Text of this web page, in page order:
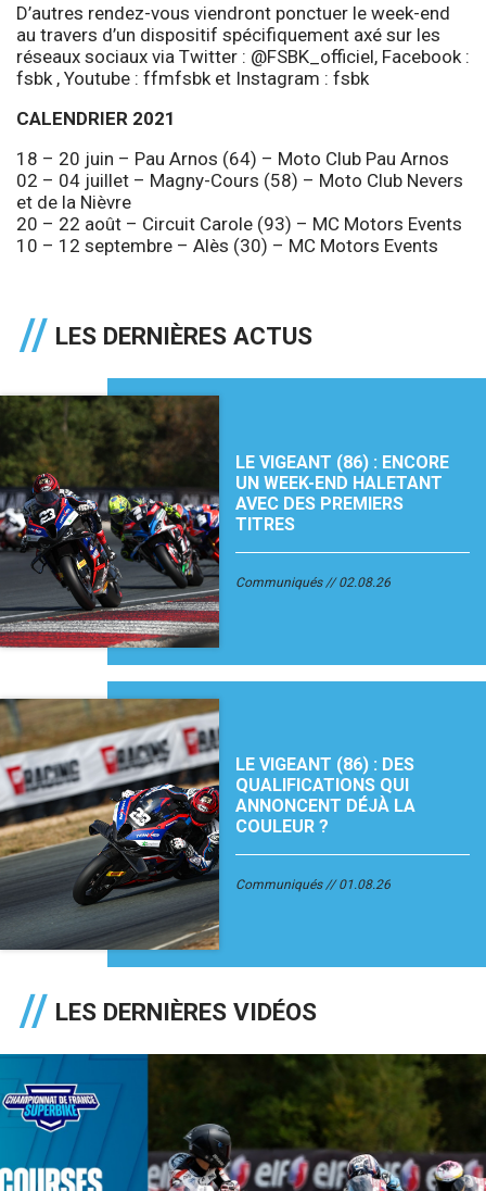
D’autres rendez-vous viendront ponctuer le week-end
au travers d’un dispositif spécifiquement axé sur les
réseaux sociaux via Twitter : @FSBK_officiel, Facebook :
fsbk , Youtube : ffmfsbk et Instagram : fsbk
CALENDRIER 2021
18 – 20 juin – Pau Arnos (64) – Moto Club Pau Arnos
02 – 04 juillet – Magny-Cours (58) – Moto Club Nevers
et de la Nièvre
20 – 22 août – Circuit Carole (93) – MC Motors Events
10 – 12 septembre – Alès (30) – MC Motors Events
LES DERNIÈRES ACTUS
LE VIGEANT (86) : ENCORE
UN WEEK-END HALETANT
AVEC DES PREMIERS
TITRES
Communiqués 02.08.26
LE VIGEANT (86) : DES
QUALIFICATIONS QUI
ANNONCENT DÉJÀ LA
COULEUR ?
Communiqués 01.08.26
LES DERNIÈRES VIDÉOS